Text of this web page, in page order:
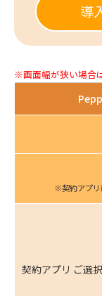
導
※画面幅が狭い場合
※契約アプリ
契約アプリ ご選択